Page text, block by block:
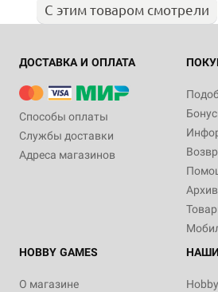
С этим товаром смотрели
ДОСТАВКА И ОПЛАТА
Способы оплаты
Службы доставки
Адреса магазинов
HOBBY GAMES
О магазине